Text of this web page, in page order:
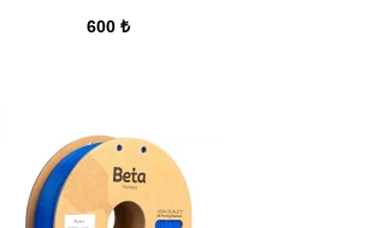
600 ₺